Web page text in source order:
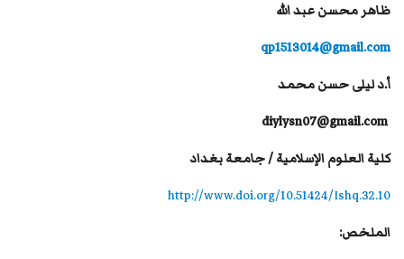
ظاهر محسن عبد الله
qp1513014@gmail.com
أ.د ليلى حسن محمد
diylysn07@gmail.com
كلية العلوم الإسلامية / جامعة بغداد
http://www.doi.org/10.51424/Ishq.32.10
الملخص: